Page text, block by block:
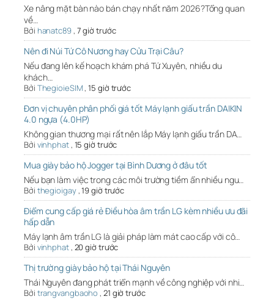
Xe nâng mặt bàn nào bán chạy nhất năm 2026?Tổng quan
về…
Bởi hanatc89, 7 giờ trước
Nên đi Núi Tứ Cô Nương hay Cửu Trại Câu?
Nếu đang lên kế hoạch khám phá Tứ Xuyên, nhiều du
khách…
Bởi ThegioieSIM,15 giờ trước
Đơn vị chuyên phân phối giá tốt Máy lạnh giấu trần DAIKIN
4.0 ngựa (4.0HP)
Không gian thương mại rất nên lắp Máy lạnh giấu trần DA…
Bởi vinhphat, 15 giờ trước
Mua giày bảo hộ Jogger tại Bình Dương ở đâu tốt
Nếu bạn làm việc trong các môi trường tiềm ẩn nhiều ngu…
Bởi thegioigay,19 giờ trước
Điểm cung cấp giá rẻ Điều hòa âm trần LG kèm nhiều ưu đãi
hấp dẫn
Máy lạnh âm trần LG là giải pháp làm mát cao cấp với cô…
Bởi vinhphat, 20 giờ trước
Thị trường giày bảo hộ tại Thái Nguyên
Thái Nguyên đang phát triển mạnh về công nghiệp với nhi…
Bởi trangvangbaoho , 21 giờ trước